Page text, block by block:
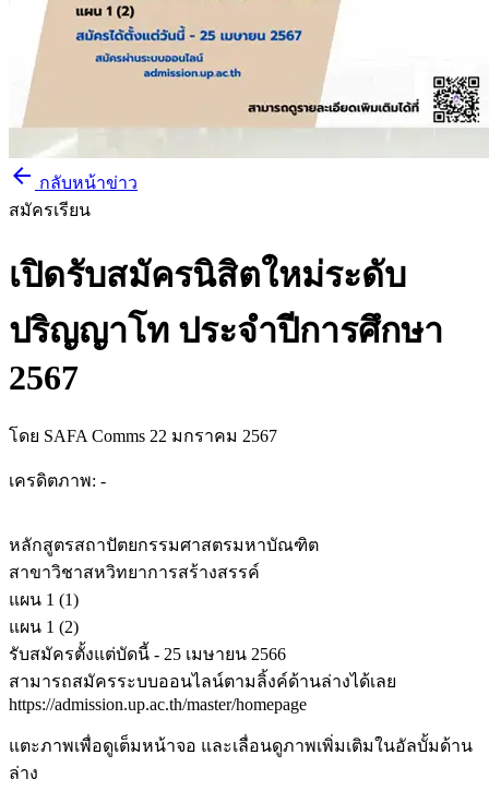
arrow_back กลับหน้าข่าว
สมัครเรียน
เปิดรับสมัครนิสิตใหม่ระดับ
ปริญญาโท ประจำปีการศึกษา
2567
โดย SAFA Comms 22 มกราคม 2567
เครดิตภาพ: -
หลักสูตรสถาปัตยกรรมศาสตรมหาบัณฑิต
สาขาวิชาสหวิทยาการสร้างสรรค์
แผน 1 (1)
แผน 1 (2)
รับสมัครตั้งแต่บัดนี้ - 25 เมษายน 2566
สามารถสมัครระบบออนไลน์ตามลิ้งค์ด้านล่างได้เลย
https://admission.up.ac.th/master/homepage
แตะภาพเพื่อดูเต็มหน้าจอ และเลื่อนดูภาพเพิ่มเติมในอัลบั้มด้าน
ล่าง